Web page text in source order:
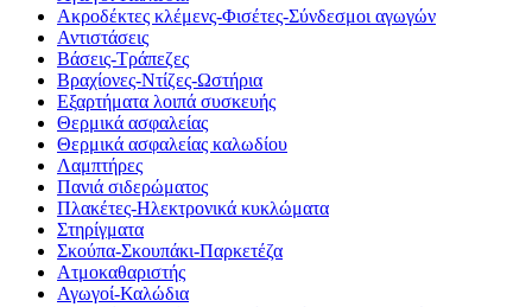
Ακροδέκτες κλέμενς-Φισέτες-Σύνδεσμοι αγωγών
Αντιστάσεις
Βάσεις-Τράπεζες
Βραχίονες-Ντίζες-Ωστήρια
Εξαρτήματα λοιπά συσκευής
Θερμικά ασφαλείας
Θερμικά ασφαλείας καλωδίου
Λαμπτήρες
Πανιά σιδερώματος
Πλακέτες-Ηλεκτρονικά κυκλώματα
Στηρίγματα
Σκούπα-Σκουπάκι-Παρκετέζα
Ατμοκαθαριστής
Αγωγοί-Καλώδια